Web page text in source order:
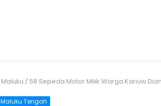
Maluku / 58 Sepeda Motor Milik Warga Kariuw
Maluku Tengah